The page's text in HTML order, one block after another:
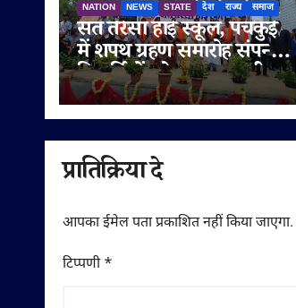
NATION NEWS STATE देश राज्य समाज
संत तेरेसा हाई स्कूल, पंचकुई
में शपथ ग्रहण समारोह संपन्न,
विद्यार्थियों को नशामुक्त जीवन
का दिया संदेश
प्रातिक्रिया दे
आपका ईमेल पता प्रकाशित नहीं किया जाएगा.
टिप्पणी*